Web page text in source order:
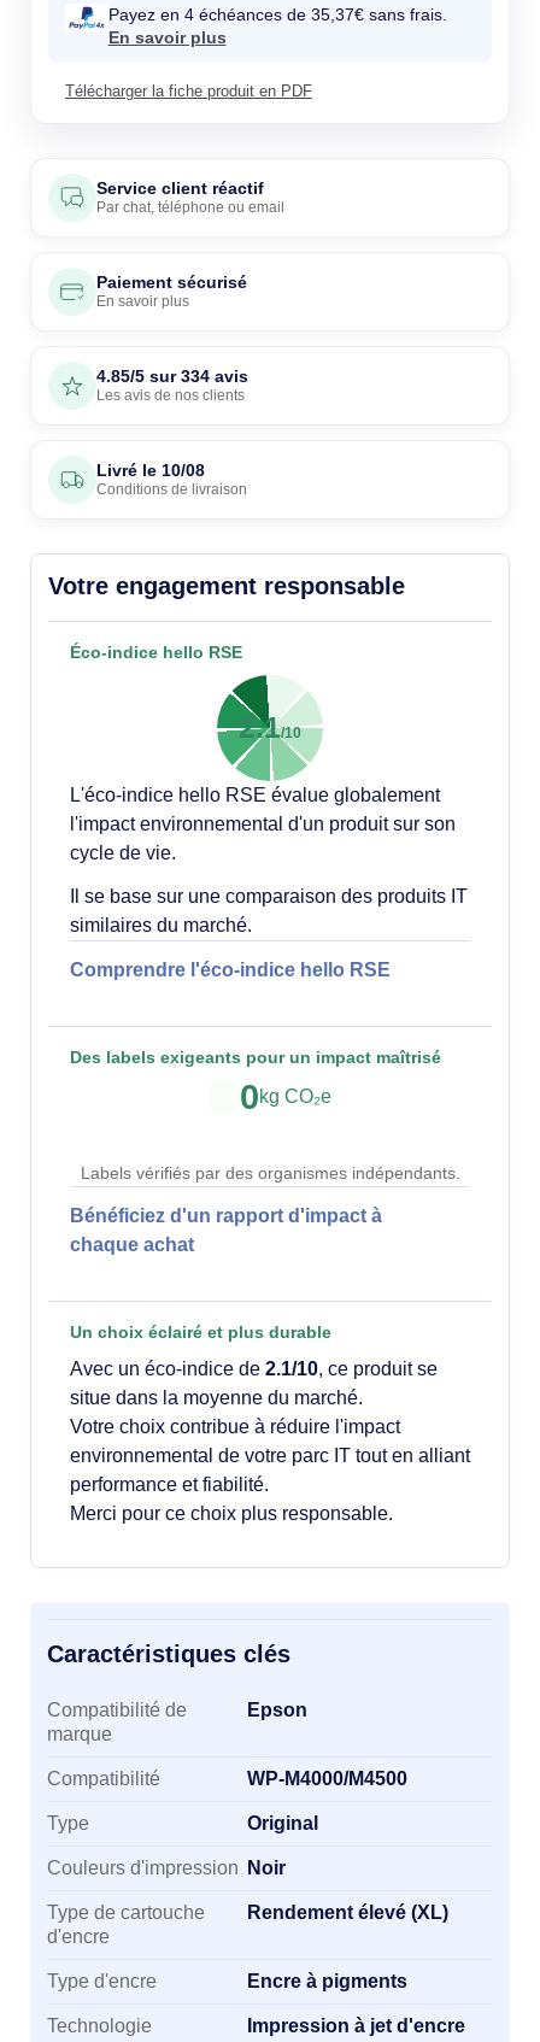
Payez en 4 échéances de 35,37€ sans frais.
En savoir plus
Télécharger la fiche produit en PDF
Service client réactif
Par chat, téléphone ou email
Paiement sécurisé
En savoir plus
4.85/5 sur 334 avis
Les avis de nos clients
Livré le 10/08
Conditions de livraison
Votre engagement responsable
Éco-indice hello RSE
2.1/10
L'éco-indice hello RSE évalue globalement
l'impact environnemental d'un produit sur son
cycle de vie.
Il se base sur une comparaison des produits IT
similaires du marché.
Comprendre l'éco-indice hello RSE
Des labels exigeants pour un impact maîtrisé
0kg CO₂e
Labels vérifiés par des organismes indépendants.
Bénéficiez d'un rapport d'impact à
chaque achat
Un choix éclairé et plus durable
Avec un éco-indice de 2.1/10, ce produit se
situe dans la moyenne du marché.
Votre choix contribue à réduire l'impact
environnemental de votre parc IT tout en alliant
performance et fiabilité.
Merci pour ce choix plus responsable.
Caractéristiques clés
Caractéristiques clés
Compatibilité de
marque
Epson
Compatibilité WP-M4000/M4500
Type Original
Couleurs d'impression Noir
Type de cartouche
d'encre
Rendement élevé (XL)
Type d'encre Encre à pigments
Technologie
Impression à jet d'encre